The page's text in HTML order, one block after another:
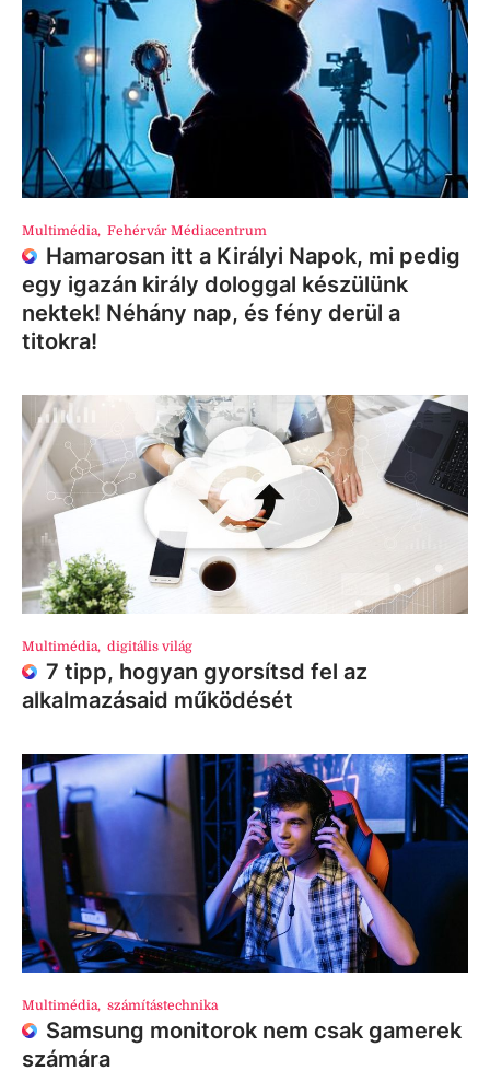
Multimédia, Fehérvár Médiacentrum
Hamarosan itt a Királyi Napok, mi pedig
egy igazán király dologgal készülünk
nektek! Néhány nap, és fény derül a
titokra!
Multimédia, digitális világ
7 tipp, hogyan gyorsítsd fel az
alkalmazásaid működését
Multimédia, számítástechnika
Samsung monitorok nem csak gamerek
számára